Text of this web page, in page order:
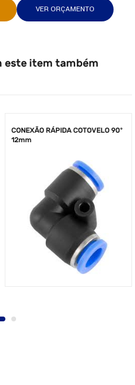
VER ORÇAMENTO
este item também
CONEXÃO RÁPIDA COTOVELO 90º
12mm